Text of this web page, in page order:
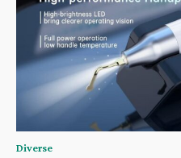
Diverse